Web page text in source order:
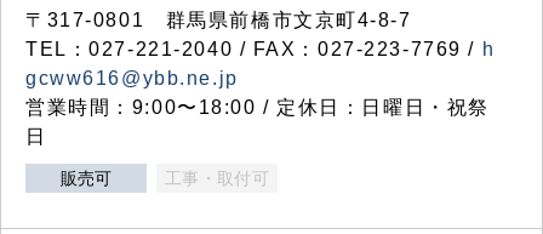
〒317‐0801 群馬県前橋市文京町4-8-7
TEL：027-221-2040 / FAX：027-223-7769 / h
gcww616@ybb.ne.jp
営業時間：9:00〜18:00 / 定休日：日曜日・祝祭
日
販売可 工事・取付可